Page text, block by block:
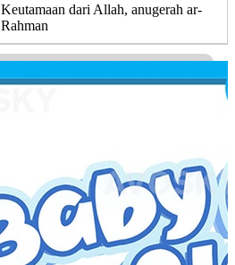
Keutamaan dari Allah, anugerah ar-
Rahman